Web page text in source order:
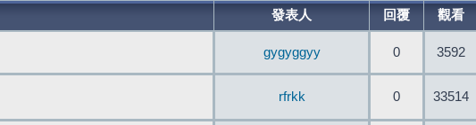
發表人 回覆 觀看
gygyggyy 0 3592
rfrkk 0 33514